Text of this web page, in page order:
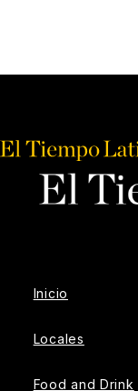
Inicio
Locales
Food and Drink